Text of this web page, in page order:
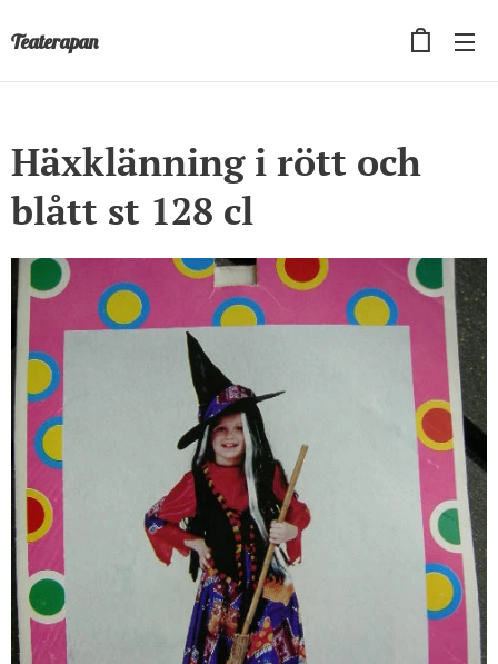
Teaterapan
Häxklänning i rött och
blått st 128 cl